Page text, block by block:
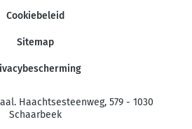
Cookiebeleid
Sitemap
Haachtsesteenweg, 579 - 1030
Schaarbeek